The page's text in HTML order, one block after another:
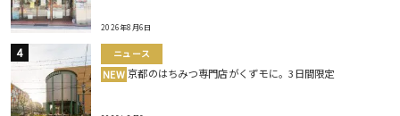
2026年8月6日
ニュース
NEW 京都のはちみつ専門店がくずモに。3日間限定